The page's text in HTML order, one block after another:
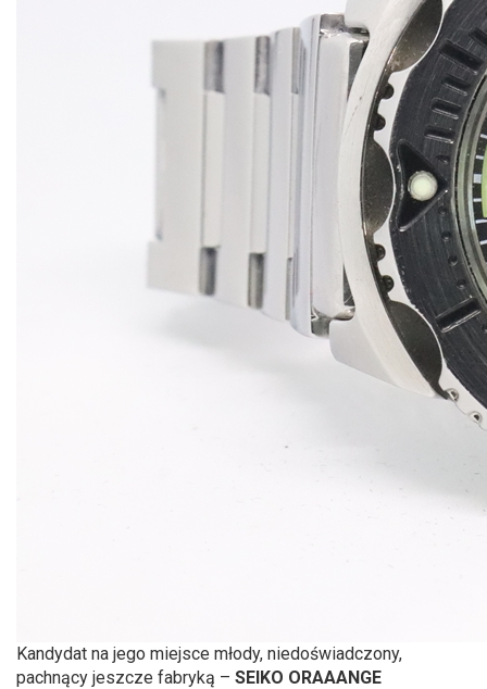
Kandydat na jego miejsce młody, niedoświadczony,
pachnący jeszcze fabryką – SEIKO ORAAANGE